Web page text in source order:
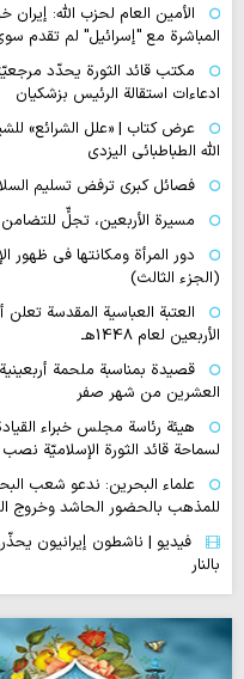
الأمين العام لحزب الله:
المباشرة مع "إسرائيل" لم تقدم سوى
مكتب قائد الثورة يحدّد
ادعاءات استقالة الرئيس بزشكيان
عرض كتاب | «علل الشرائع»
الله الطباطبائي اليزدي
فصائل كبرى ترفض تسليم
مسيرة الأربعين، تجلٍّ
دور المرأة ومكانتها في ظهور
(الجزء الثالث)
العتبة العباسية المقدسة تعلن
الأربعين لعام 1448هـ
قصيدة بمناسبة ملحمة
العشرين من شهر صفر
هيئة رئاسة مجلس خبراء
لسماحة قائد الثورة الإسلاميّة
علماء البحرين: ندعو شعب
للمذهب بالحضور الحاشد وخروج
فيديو | ناشطون إيرانيون
بالنار